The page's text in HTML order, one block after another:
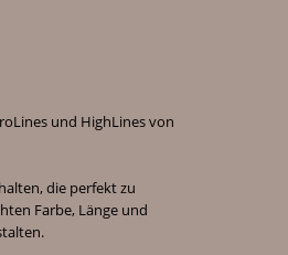
und HighLines von
die perfekt zu
Farbe, Länge und